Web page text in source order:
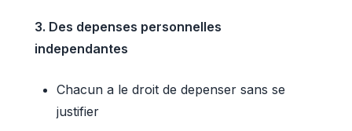
3. Des depenses personnelles
independantes
Chacun a le droit de depenser sans se
justifier